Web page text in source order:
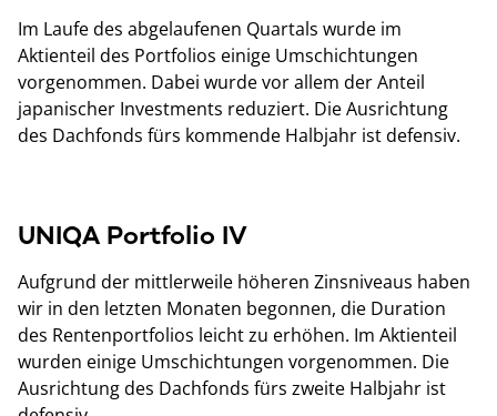
Im Laufe des abgelaufenen Quartals wurde im
Aktienteil des Portfolios einige Umschichtungen
vorgenommen. Dabei wurde vor allem der Anteil
japanischer Investments reduziert. Die Ausrichtung
des Dachfonds fürs kommende Halbjahr ist defensiv.
UNIQA Portfolio IV
Aufgrund der mittlerweile höheren Zinsniveaus haben
wir in den letzten Monaten begonnen, die Duration
des Rentenportfolios leicht zu erhöhen. Im Aktienteil
wurden einige Umschichtungen vorgenommen. Die
Ausrichtung des Dachfonds fürs zweite Halbjahr ist